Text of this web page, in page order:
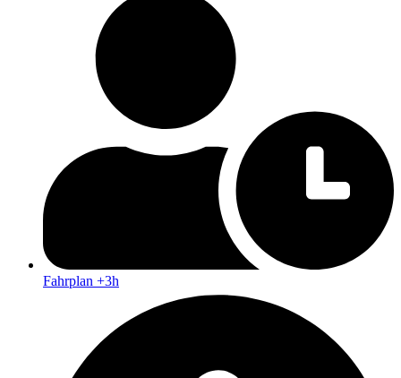
Fahrplan +3h